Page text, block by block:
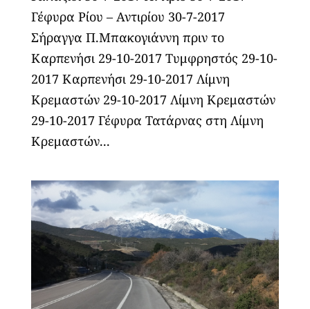
Γέφυρα Ρίου – Αντιρίου 30-7-2017
Σήραγγα Π.Μπακογιάννη πριν το
Καρπενήσι 29-10-2017 Τυμφρηστός 29-10-
2017 Καρπενήσι 29-10-2017 Λίμνη
Κρεμαστών 29-10-2017 Λίμνη Κρεμαστών
29-10-2017 Γέφυρα Τατάρνας στη Λίμνη
Κρεμαστών...